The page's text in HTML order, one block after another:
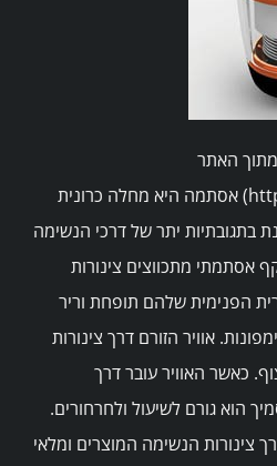
האתר
: http://www.starmed.co.il) אסתמה היא מחלה כרונית
בתגובתיות יתר של דרכי הנשימה
אסתמתי מתכווצים צינורות
הפנימית שלהם תופחת וריר
אוויר הזורם דרך צינורות
כאשר האוויר עובר דרך
הוא גורם לשיעול ולחרחורים.
צינורות הנשימה המוצרים ומלאי